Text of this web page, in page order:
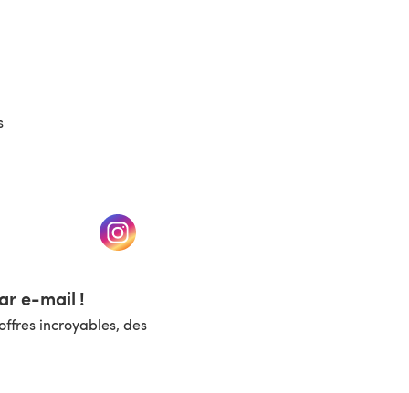
nouvel onglet) (s'ouvre dans un nouvel onglet)
e-mail !
incroyables, des